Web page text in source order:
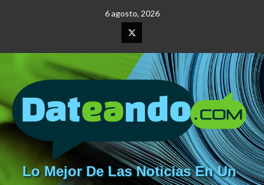
6 agosto, 2026
Elemento
del
menú
Lo Mejor De Las Noticias En Un